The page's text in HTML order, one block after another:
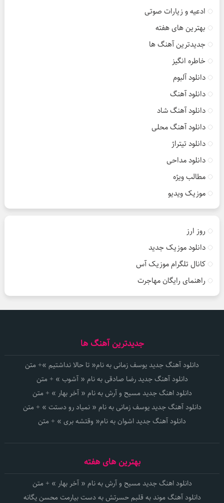
ادعیه و زیارات صوتی
بهترین های هفته
جدیدترین آهنگ ها
خاطره انگیز
دانلود آلبوم
دانلود آهنگ
دانلود آهنگ شاد
دانلود آهنگ محلی
دانلود تیتراژ
دانلود مداحی
مطالب ویژه
موزیک ویدیو
روز ارز
دانلود موزیک جدید
کانال تلگرام موزیک آس
راهنمای رایگان مهاجرت
جدیدترین آهنگ ها
دانلود آهنگ جدید یوسف زمانی به نام« تا حالا نداشتیم »+ متن
دانلود آهنگ جدید رضا صادقی به نام « آشوب » + متن
دانلود اهنگ جدید مسیح و آرش به نام « آخر بهار » + متن
دانلود آهنگ جدید یوسف زمانی به نام « نمیاد رو دستت » + متن
دانلود آهنگ جدید اشوان به نام« وقتشه بری » + متن
بهترین های هفته
دانلود اهنگ جدید مسیح و آرش به نام « آخر بهار » + متن
دانلود آهنگ موند به قلبم حسرتش به دست بیارمت محسن یگانه